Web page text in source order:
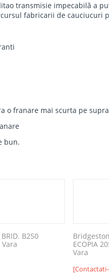
transmisie impecabilă a
fabricarii de cauciucuri
o franare mai scurta pe
bun.
B250
ECOPIA
Vara